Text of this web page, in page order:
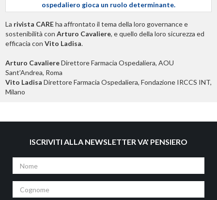
ospedaliero gioca un ruolo determinante.
La rivista CAREha affrontato il tema della loro governance e
sostenibilità con Arturo Cavaliere, e quello della loro sicurezza ed
efficacia con Vito Ladisa.
Arturo CavaliereDirettore Farmacia Ospedaliera, AOU
Sant’Andrea, Roma
Vito Ladisa Direttore Farmacia Ospedaliera, Fondazione IRCCS INT,
Milano
ISCRIVITI ALLA NEWSLETTER VA' PENSIERO